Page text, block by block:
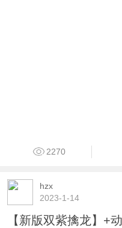
2270
hzx
2023-1-14
【新版双紫擒龙】+